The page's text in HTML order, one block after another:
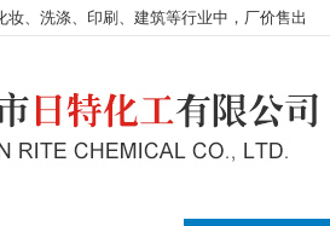
、洗涤、印刷、建筑等行业中，厂价售出